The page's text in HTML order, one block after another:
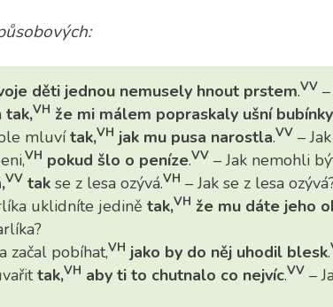
děti jednou nemusely hnout prstem.VV
tak,VH že mi málem popraskaly ušní bubínky
mluvítak,VH jak mu pusa narostla.VV –
VH pokud šlo o peníze.VV – Jak nemohli
VV takse z lesa ozývá.VH – Jak se z lesa
uklidníte jedině tak,VH že mu dáte jeho
začal pobíhat,VH jako by do něj uhodil blesk.
tak,VH aby ti to chutnalo co nejvíc.VV –